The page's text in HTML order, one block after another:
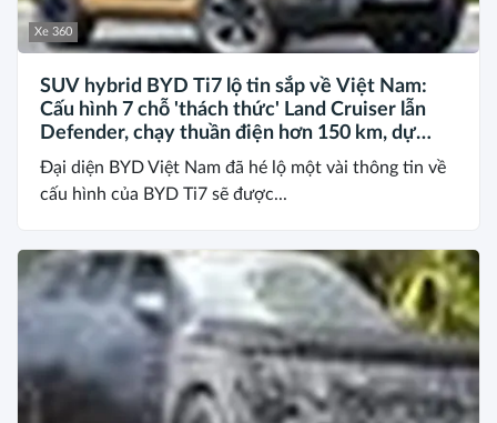
Xe 360
SUV hybrid BYD Ti7 lộ tin sắp về Việt Nam:
Cấu hình 7 chỗ 'thách thức' Land Cruiser lẫn
Defender, chạy thuần điện hơn 150 km, dự
kiến mở bán trong quý III/2026
Đại diện BYD Việt Nam đã hé lộ một vài thông tin về
cấu hình của BYD Ti7 sẽ được...